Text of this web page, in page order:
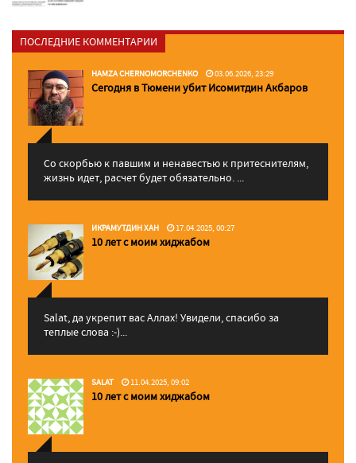
ПОСЛЕДНИЕ КОММЕНТАРИИ
HAMZA CHERNOMORCHENKO 03.06.2026, 23:29
Сегодня в Тюмени убит Исомитдин Акбаров
Со скорбью к павшим и ненавестью к притеснителям,
жизнь идет, расчет будет обязательно. ...
ИКРАМУТДИН ХАН 17.04.2025, 00:27
10 лет с моим хиджабом
Salat, да укрепит вас Аллаx! Увидели, спасибо за
теплые слова :-)...
SALAT 11.04.2025, 09:02
10 лет с моим хиджабом